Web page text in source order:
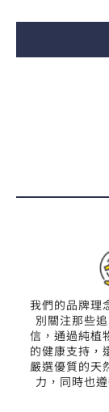
我們的品牌理
別關注那些
信，通過純植
的健康支持，
嚴選優質的天
力，同時也